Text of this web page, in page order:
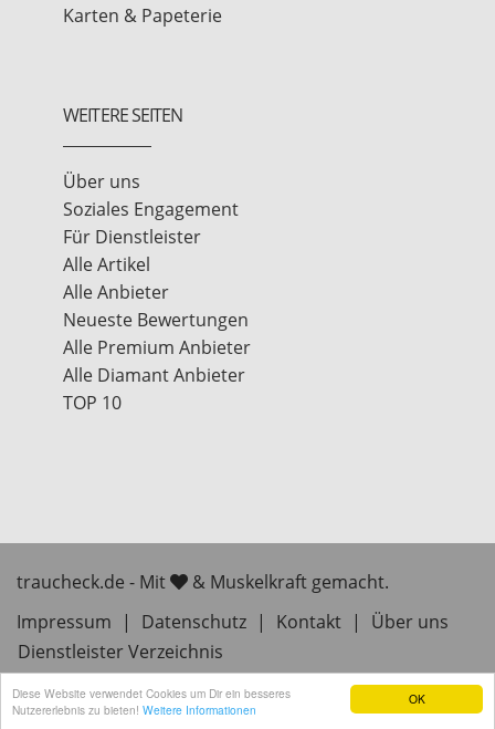
OK
Diese Website verwendet Cookies um Dir ein besseres
Nutzererlebnis zu bieten! Weitere Informationen
Karten & Papeterie
WEITERE SEITEN
Über uns
Soziales Engagement
Für Dienstleister
Alle Artikel
Alle Anbieter
Neueste Bewertungen
Alle Premium Anbieter
Alle Diamant Anbieter
TOP 10
traucheck.de - Mit
& Muskelkraft gemacht.
Impressum
| Datenschutz | Kontakt |
Über uns
Dienstleister Verzeichnis